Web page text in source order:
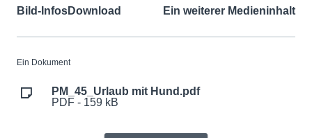
Bild-InfosDownload Ein weiterer Medieninhalt
Ein Dokument
PM_45_Urlaub mit Hund.pdf
PDF - 159 kB